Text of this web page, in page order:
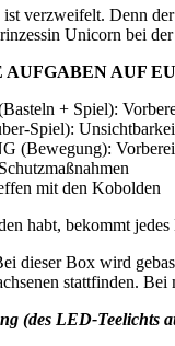
verzweifelt. Denn
Unicorn bei der
AUFGABEN AUF
+ Spiel):
Spiel):
mit den Kobolden
habt, bekommt
dieser Box wird
stattfinden.
(des LED-Teelichts